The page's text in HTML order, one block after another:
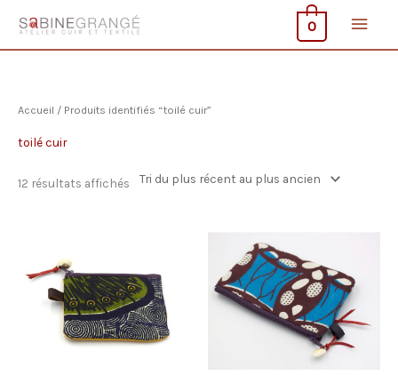
contenu
0
Accueil / Produits identifiés “toilé cuir”
toilé cuir
12 résultats affichés Trié